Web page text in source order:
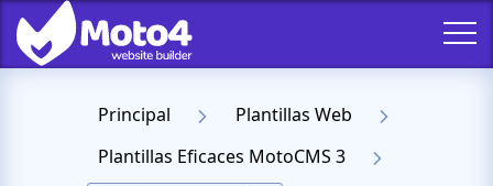
Principal
Plantillas Web
Plantillas Eficaces MotoCMS 3